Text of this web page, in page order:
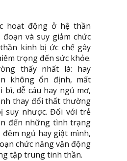
hoạt động ở hệ thần
và suy giảm chức
kinh bị ức chế gây
trọng đến sức khỏe.
thấy nhất là: hay
không ổn định, mất
bì, dễ cáu hay ngủ mơ,
thay đổi thất thường
suy nhược. Đối với trẻ
đến những tình trạng
đêm ngủ hay giật mình,
chức năng vận động
tập trung tinh thần.